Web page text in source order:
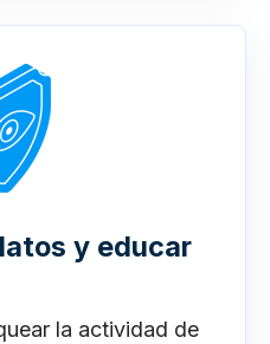
y educar
la actividad de